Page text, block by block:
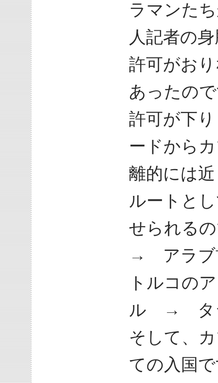
ラマンた
人記者の
許可がお
あったの
許可が下
ードから
離的には
ルートと
せられる
→ アラ
トルコの
ル → タ
そして、
ての入国